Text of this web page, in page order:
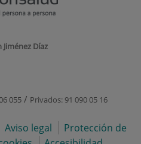
Díaz
055 / Privados: 91 090 05 16
Aviso legal
Protección de